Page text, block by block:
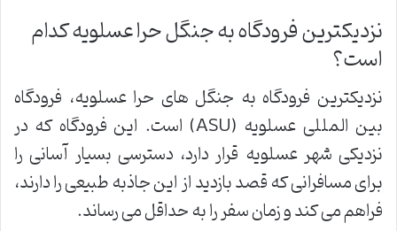
نزدیکترین فرودگاه به جنگل حرا عسلویه کدام
است؟
نزدیکترین فرودگاه به جنگل های حرا عسلویه، فرودگاه
بین المللی عسلویه (ASU) است. این فرودگاه که در
نزدیکی شهر عسلویه قرار دارد، دسترسی بسیار آسانی را
برای مسافرانی که قصد بازدید از این جاذبه طبیعی را دارند،
فراهم می کند و زمان سفر را به حداقل می رساند.